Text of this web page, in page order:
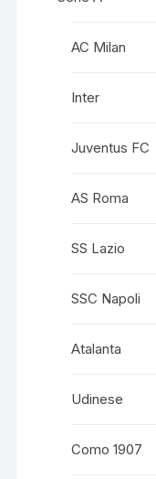
AC Milan
Inter
Juventus FC
AS Roma
SS Lazio
SSC Napoli
Atalanta
Udinese
Como 1907